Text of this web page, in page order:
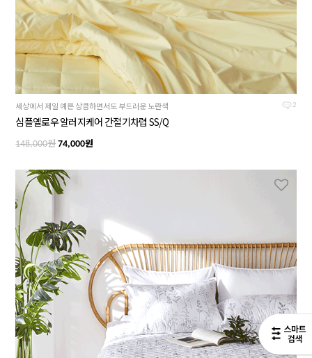
2
세상에서 제일 예쁜 상큼하면서도 부드러운 노란색
심플옐로우 알러지케어 간절기차렵 SS/Q
148,000원74,000원